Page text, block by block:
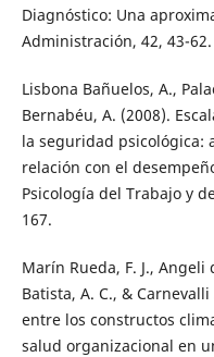
Diagnóstico: Una
Administración, 42, 43-62.
Lisbona Bañuelos, A.,
Bernabéu, A. (2008).
la seguridad psicológica:
relación con el
Psicología del Trabajo y
167.
Marín Rueda, F. J., Angeli
Batista, A. C., &
entre los constructos
salud organizacional en